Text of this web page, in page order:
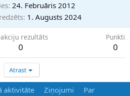
24. Februāris 2012
1. Augusts 2024
rezultāts
0
Punkti
0
Atrast
aktivitāte Ziņojumi Par